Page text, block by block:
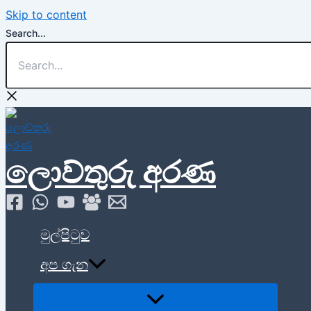
Skip to content
Search...
ලොව්තුරු අරණ
මුල්පිටුව
අප ගැන